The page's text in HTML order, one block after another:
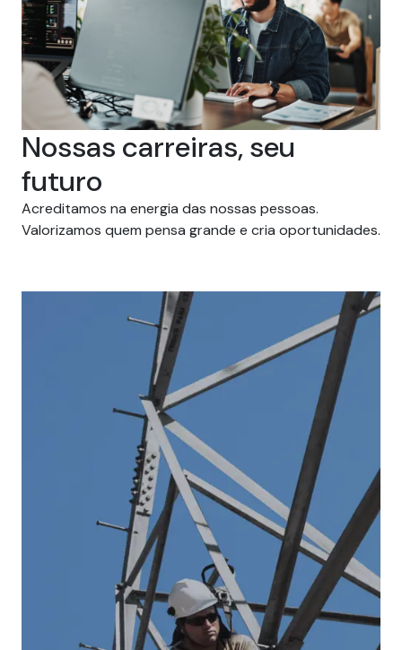
Nossas carreiras, seu
futuro
Acreditamos na energia das nossas pessoas.
Valorizamos quem pensa grande e cria oportunidades.